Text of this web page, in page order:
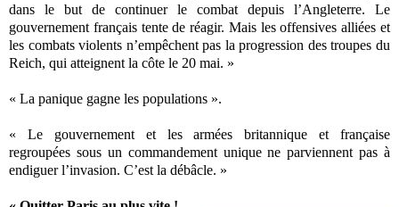
dans le but de continuer le combat depuis l’Angleterre. Le
gouvernement français tente de réagir. Mais les offensives alliées et
les combats violents n’empêchent pas la progression des troupes du
Reich, qui atteignent la côte le 20 mai. »
« La panique gagne les populations ».
« Le gouvernement et les armées britannique et française
regroupées sous un commandement unique ne parviennent pas à
endiguer l’invasion. C’est la débâcle. »